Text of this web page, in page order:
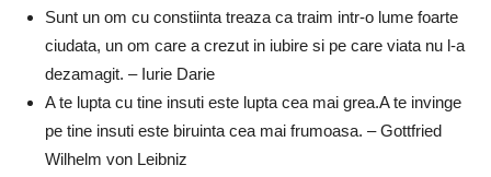
Sunt un om cu constiinta treaza ca traim intr-o lume foarte
ciudata, un om care a crezut in iubire si pe care viata nu l-a
dezamagit. – Iurie Darie
A te lupta cu tine insuti este lupta cea mai grea.A te invinge
pe tine insuti este biruinta cea mai frumoasa. – Gottfried
Wilhelm von Leibniz